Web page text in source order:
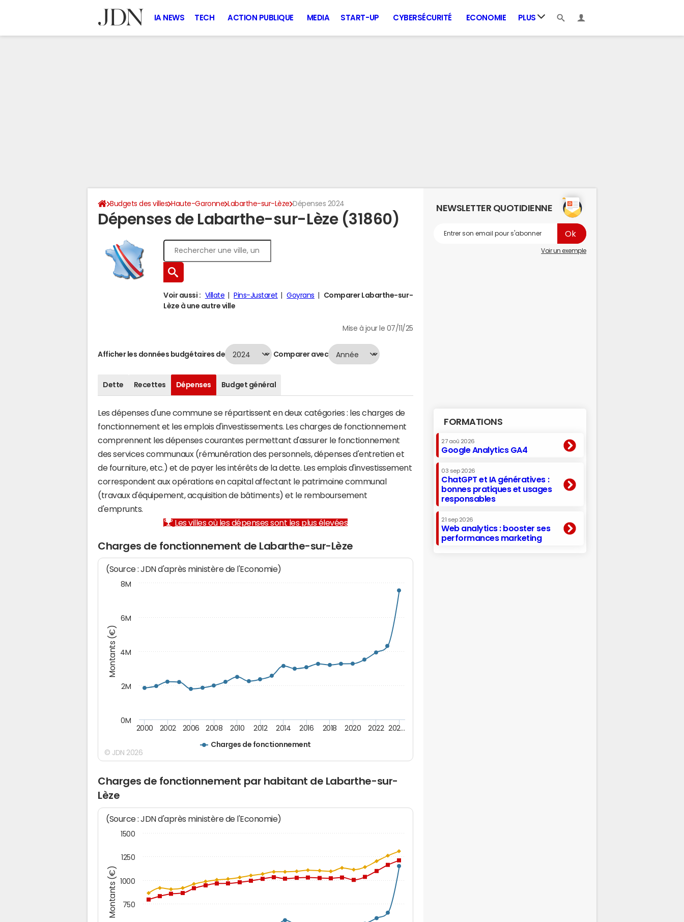
IA NEWS TECH ACTION PUBLIQUE MEDIA START-UP CYBERSÉCURITÉ ECONOMIE PLUS
Budgets des villes Haute-Garonne Labarthe-sur-Lèze Dépenses 2024
Dépenses de Labarthe-sur-Lèze (31860)
Voir aussi : Villate Pins-Justaret Goyrans
Comparer Labarthe-sur-
Lèze à une autre ville
Mise à jour le 07/11/25
Afficher les données budgétaires de Comparer avec
Dette Recettes Dépenses Budget général
Les dépenses d'une commune se répartissent en deux catégories : les charges de
fonctionnement et les emplois d'investissements. Les charges de fonctionnement
comprennent les dépenses courantes permettant d'assurer le fonctionnement
des services communaux (rémunération des personnels, dépenses d'entretien et
de fourniture, etc.) et de payer les intérêts de la dette. Les emplois d'investissement
correspondent aux opérations en capital affectant le patrimoine communal
(travaux d'équipement, acquisition de bâtiments) et le remboursement
d'emprunts.
Les villes où les dépenses sont les plus élevées
Charges de fonctionnement de Labarthe-sur-Lèze
Montants (€)
(Source : JDN d'après ministère de l'Economie)
Charges de fonctionnement
2000 2002 2006 2008 2010 2012 2014 2016 2018 2020 2022 202…
0M
2M
4M
6M
8M
© JDN 2026
Charges de fonctionnement par habitant de Labarthe-sur-
Lèze
Montants (€)
(Source : JDN d'après ministère de l'Economie)
750
1000
1250
1500
NEWSLETTER QUOTIDIENNE
Voir un exemple
FORMATIONS
27 aoû 2026
Google Analytics GA4
03 sep 2026
ChatGPT et IA génératives :
bonnes pratiques et usages
responsables
21 sep 2026
Web analytics : booster ses
performances marketing